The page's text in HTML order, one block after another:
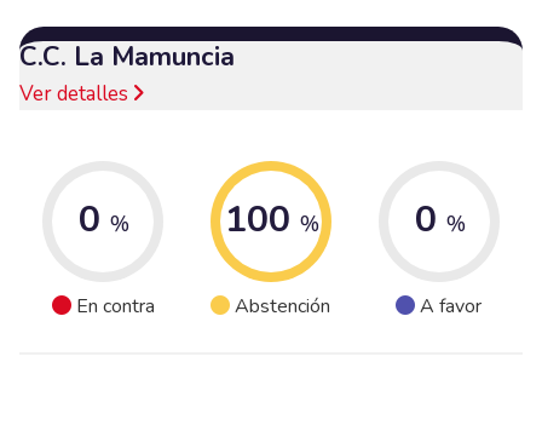
C.C. La Mamuncia
Ver detalles
0 %
En contra
100 %
Abstención
0 %
A favor